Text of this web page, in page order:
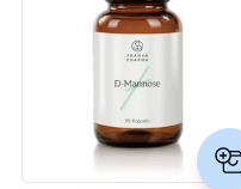
Muskelaufbau
Adaptogen
Hanoju
Kasimir + Lieselotte
Laboratoires de Biarritz